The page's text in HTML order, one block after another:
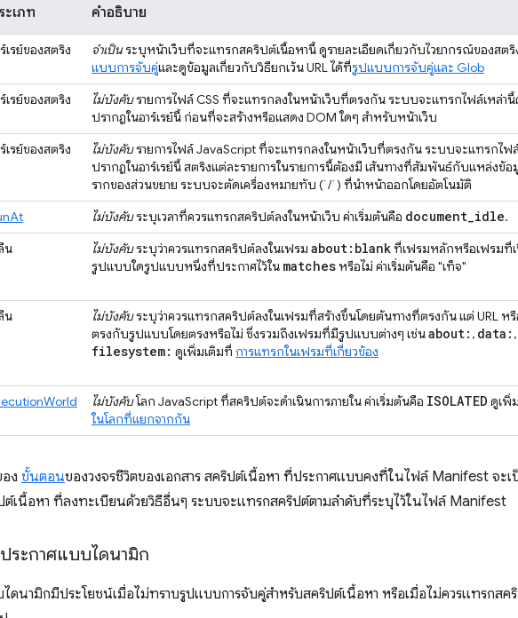
ะเภท คำอธิบาย
เรย์ของสตริง จำเป็นระบุหน้าเว็บที่จะแทรกสคริปต์เนื้อหานี้ ดูรายละเอียดเกี่ยวกับไวยากรณ์ของสตริ
แบบการจับคู่และดูข้อมูลเกี่ยวกับวิธียกเว้น URL ได้ที่รูปแบบการจับคู่และ Glob
เรย์ของสตริง ไม่บังคับรายการไฟล์ CSS ที่จะแทรกลงในหน้าเว็บที่ตรงกัน ระบบจะแทรกไฟล์เหล่า
ปรากฏในอาร์เรย์นี้ ก่อนที่จะสร้างหรือแสดง DOM ใดๆ สำหรับหน้าเว็บ
เรย์ของสตริง ไม่บังคับรายการไฟล์ JavaScript ที่จะแทรกลงในหน้าเว็บที่ตรงกัน ระบบจะแทรกไฟ
ปรากฏในอาร์เรย์นี้ สตริงแต่ละรายการในรายการนี้ต้องมี เส้นทางที่สัมพันธ์กับแหล่งข้อ
รากของส่วนขยาย ระบบจะตัดเครื่องหมายทับ (`/`) ที่นำหน้าออกโดยอัตโนมัติ
ไม่บังคับระบุเวลาที่ควรแทรกสคริปต์ลงในหน้าเว็บ ค่าเริ่มต้นคือ document_idle.
น ไม่บังคับระบุว่าควรแทรกสคริปต์ลงในเฟรม about:blankที่เฟรมหลักหรือเฟรมที่
รูปแบบใดรูปแบบหนึ่งที่ประกาศไว้ใน matchesหรือไม่ ค่าเริ่มต้นคือ "เท็จ"
น ไม่บังคับระบุว่าควรแทรกสคริปต์ลงในเฟรมที่สร้างขึ้นโดยต้นทางที่ตรงกัน แต่ URL หรื
ตรงกับรูปแบบโดยตรงหรือไม่ ซึ่งรวมถึงเฟรมที่มีรูปแบบต่างๆ เช่นabout: , data: ,
filesystem: ดูเพิ่มเติมที่ การแทรกในเฟรมที่เกี่ยวข้อง
ไม่บังคับโลก JavaScript ที่สคริปต์จะดำเนินการภายใน ค่าเริ่มต้นคือ ISOLATED ดูเพิ่
ในโลกที่แยกจากกัน
ง ขั้นตอนของวงจรชีวิตของเอกสาร สคริปต์เนื้อหา ที่ประกาศแบบคงที่ในไฟล์ Manifest จะ
เนื้อหา ที่ลงทะเบียนด้วยวิธีอื่นๆ ระบบจะแทรกสคริปต์ตามลำดับที่ระบุไว้ในไฟล์ Manifest
ระกาศแบบไดนามิก
ดนามิกมีประโยชน์เมื่อไม่ทราบรูปแบบการจับคู่สำหรับสคริปต์เนื้อหา หรือเมื่อไม่ควรแทรกสค